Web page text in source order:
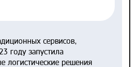
сервисов,
году запустила
логистические решения